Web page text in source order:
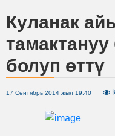
Куланак
болуп өттү
17 Сентябрь 2014 жыл 19:40